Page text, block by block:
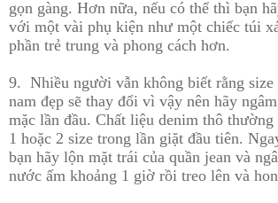
gọn gàng. Hơn nữa, nếu có thể thì bạn
với một vài phụ kiện như một chiếc túi
phần trẻ trung và phong cách hơn.
9. Nhiều người vẫn không biết rằng size
nam đẹp sẽ thay đổi vì vậy nên hãy
mặc lần đầu. Chất liệu denim thô
1 hoặc 2 size trong lần giặt đầu tiên.
bạn hãy lộn mặt trái của quần jean và
nước ấm khoảng 1 giờ rồi treo lên và